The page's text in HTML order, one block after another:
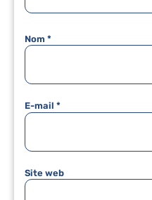
Nom *
E-mail *
Site web